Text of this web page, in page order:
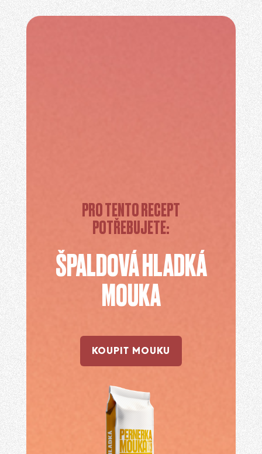
PRO TENTO RECEPT
POTŘEBUJETE:
ŠPALDOVÁ HLADKÁ
MOUKA
KOUPIT MOUKU